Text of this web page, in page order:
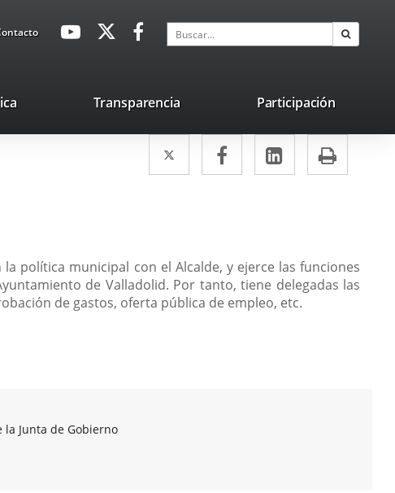
avaHeaderSocial
Enlace
externa.
Enlace
aplicación
externa.
Enlace
aplicación
externa.
Buscar
Enlace
una
Transparencia Participación
Twitter
Enlace
a
externa.
Facebook
Enlace
a
externa.
LinkedIn
Enlace
a
externa.
política municipal con el Alcalde, y ejerce las funciones
de Valladolid. Por tanto, tiene delegadas las
de gastos, oferta pública de empleo, etc.
la Junta de Gobierno